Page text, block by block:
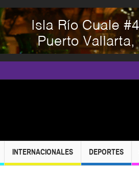
INTERNACIONALES DEPORTES